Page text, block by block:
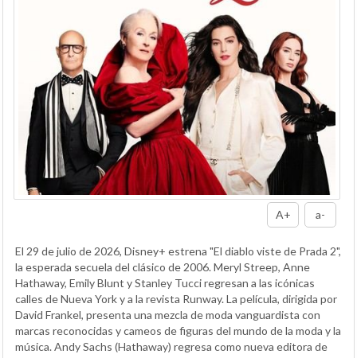
A+ a-
El 29 de julio de 2026, Disney+ estrena "El diablo viste de Prada 2",
la esperada secuela del clásico de 2006. Meryl Streep, Anne
Hathaway, Emily Blunt y Stanley Tucci regresan a las icónicas
calles de Nueva York y a la revista Runway. La película, dirigida por
David Frankel, presenta una mezcla de moda vanguardista con
marcas reconocidas y cameos de figuras del mundo de la moda y la
música. Andy Sachs (Hathaway) regresa como nueva editora de